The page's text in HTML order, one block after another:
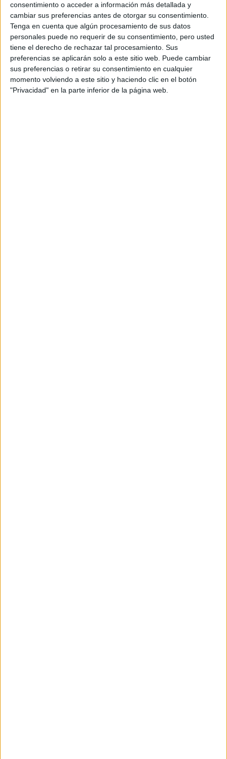
consentimiento o acceder a información más detallada y
cambiar sus preferencias antes de otorgar su consentimiento.
Tenga en cuenta que algún procesamiento de sus datos
personales puede no requerir de su consentimiento, pero usted
tiene el derecho de rechazar tal procesamiento. Sus
preferencias se aplicarán solo a este sitio web. Puede cambiar
sus preferencias o retirar su consentimiento en cualquier
momento volviendo a este sitio y haciendo clic en el botón
"Privacidad" en la parte inferior de la página web.
¿Tenía que ser él?llegará a los cines españoles el 13 de
enero de 2017.